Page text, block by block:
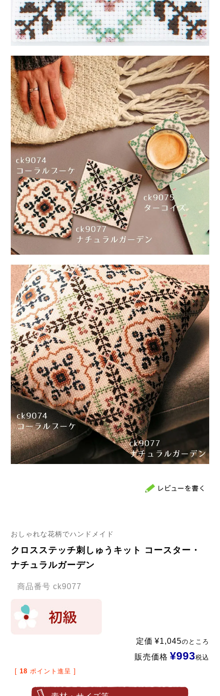
おしゃれな花柄でハンドメイド
クロスステッチ刺しゅうキット コースター・
ナチュラルガーデン
商品番号 ck9077
定価 ¥1,045のところ
販売価格 ¥993税込
[ 18 ポイント進呈 ]